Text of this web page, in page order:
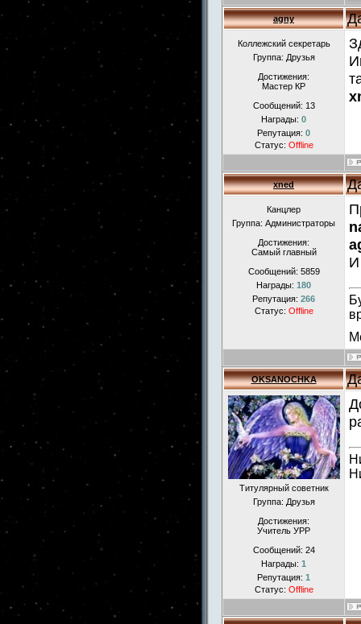
agny
Коллежский секретарь
Группа: Друзья
Достижения:
Мастер КР
Сообщений: 13
Награды: 0
Репутация: 0
Статус: Offline
xned
Канцлер
Группа: Администраторы
Достижения:
Самый главный
Сообщений: 5859
Награды: 180
Репутация: 266
Статус: Offline
И
OKSANOCHKA
Титулярный советник
Группа: Друзья
Достижения:
Учитель УРР
Сообщений: 24
Награды: 1
Репутация: 1
Статус: Offline